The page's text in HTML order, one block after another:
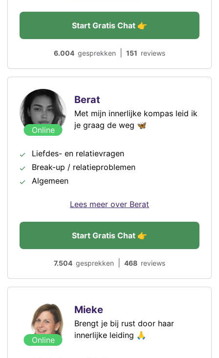
151 reviews
6.004 gesprekken
Start Gratis Chat 👉
Online
Berat
Met mijn innerlijke kompas leid ik
je graag de weg 🦋
Liefdes- en relatievragen
Break-up / relatieproblemen
Algemeen
468 reviews
7.504 gesprekken
Start Gratis Chat 👉
Lees meer over Berat
Online
Mieke
Brengt je bij rust door haar
innerlijke leiding 🙏